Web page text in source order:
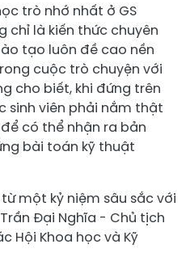
trò nhớ nhất ở GS
chỉ là kiến thức chuyên
tạo luôn đề cao nền
cuộc trò chuyện với
cho biết, khi đứng trên
sinh viên phải nắm thật
có thể nhận ra bản
bài toán kỹ thuật
một kỷ niệm sâu sắc với
Trần Đại Nghĩa - Chủ tịch
Hội Khoa học và Kỹ